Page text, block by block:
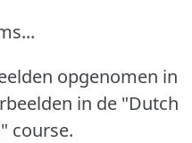
opgenomen in
in de "Dutch
course.